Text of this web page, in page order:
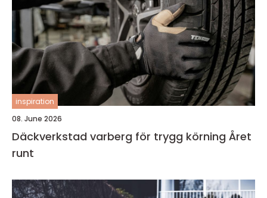
inspiration
08. June 2026
Däckverkstad varberg för trygg körning Året
runt